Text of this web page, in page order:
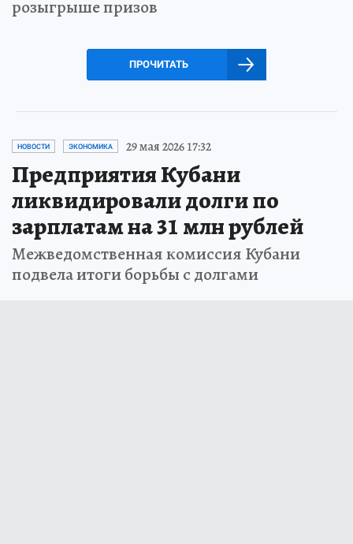
розыгрыше призов
ПРОЧИТАТЬ
НОВОСТИ ЭКОНОМИКА 29 мая 2026 17:32
Предприятия Кубани
ликвидировали долги по
зарплатам на 31 млн рублей
Межведомственная комиссия Кубани
подвела итоги борьбы с долгами